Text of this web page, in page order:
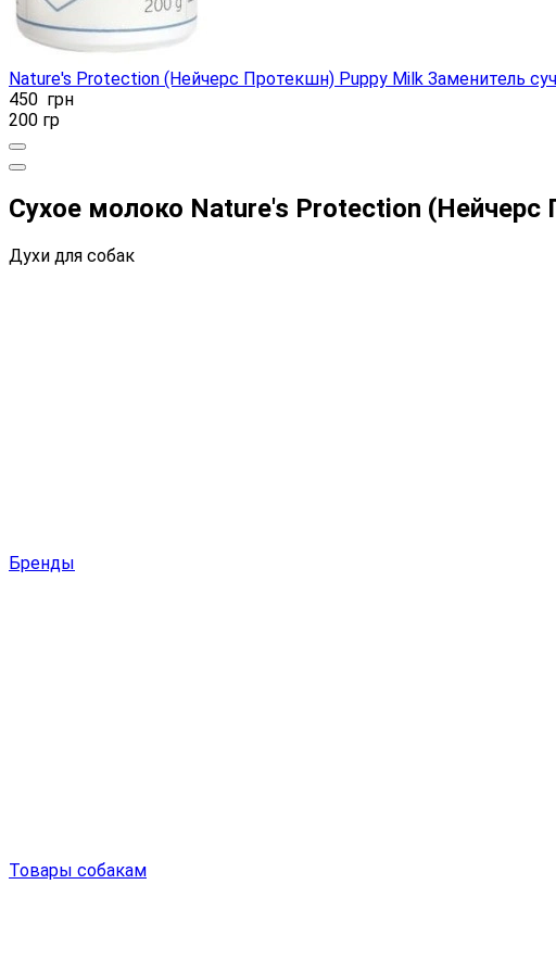
Nature's Protection (Нейчерс Протекшн) Puppy Milk Заменитель
450 грн
200 гр
Сухое молоко Nature's Protection
Духи для собак
Бренды
Товары собакам